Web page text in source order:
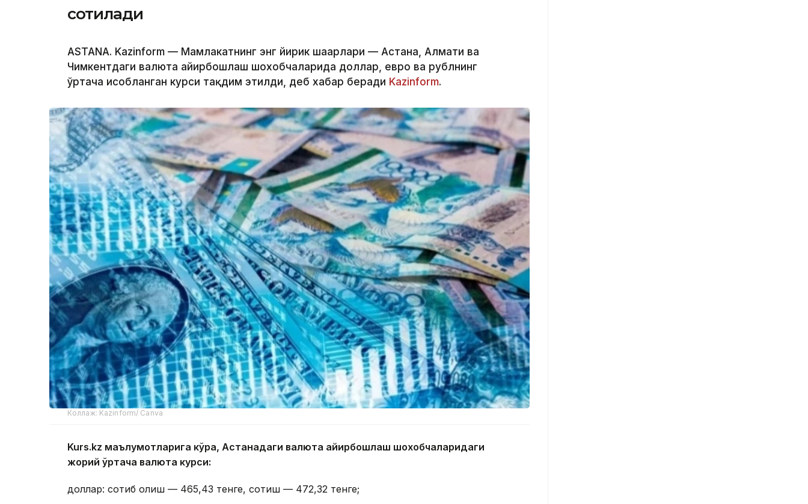
сотилади
ASTANA. Kazinform — Мамлакатнинг энг йирик шаҳарлари — Астана, Алмати ва
Чимкентдаги валюта айирбошлаш шохобчаларида доллар, евро ва рублнинг
ўртача ҳисобланган курси тақдим этилди, деб хабар беради Kazinform.
Коллаж: Kazinform/ Canva
Kurs.kz маълумотларига кўра, Астанадаги валюта айирбошлаш шохобчаларидаги
жорий ўртача валюта курси:
доллар: сотиб олиш — 465,43 тенге, сотиш — 472,32 тенге;